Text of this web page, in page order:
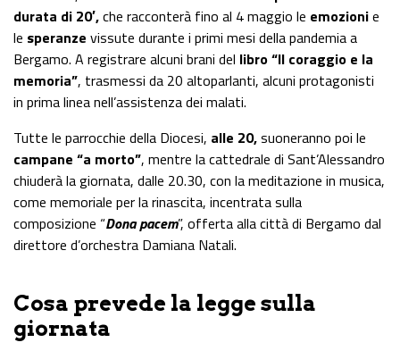
durata di 20′,che racconterà fino al 4maggio le emozionie
le speranze vissute durante i primi mesi della pandemia a
Bergamo. A registrare alcuni brani del libro “Il coraggio e la
memoria”, trasmessi da 20 altoparlanti, alcuni protagonisti
in prima linea nell’assistenza dei malati.
Tutte le parrocchie della Diocesi, alle 20,suoneranno poi le
campane “a morto”, mentre la cattedrale di Sant’Alessandro
chiuderà la giornata, dalle 20.30, con la meditazione in musica,
come memoriale per la rinascita, incentrata sulla
composizione “Dona pacem”, offerta alla città di Bergamo dal
direttore d’orchestra Damiana Natali.
Cosa prevede la legge sulla
giornata